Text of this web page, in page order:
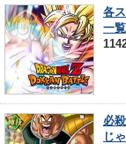
各
一
必
じ